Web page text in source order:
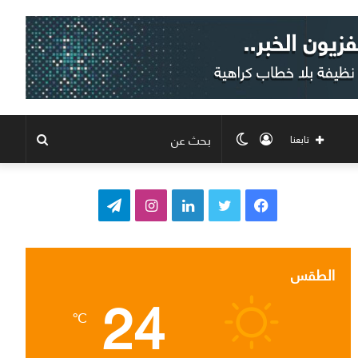
الوضع
المظلم
تسجيل
الدخول
تابعنا
ف
ب
و
ق
ت
ر
الطقس 24
℃